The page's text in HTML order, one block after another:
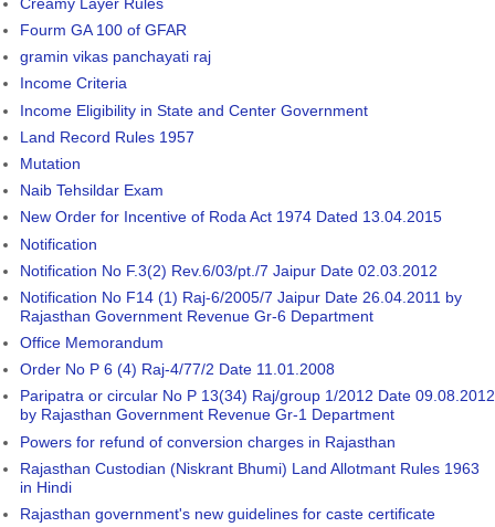
Fourm GA 100 of GFAR
gramin vikas panchayati raj
Income Criteria
Income Eligibility in State and Center Government
Land Record Rules 1957
Mutation
Naib Tehsildar Exam
New Order for Incentive of Roda Act 1974 Dated 13.04.2015
Notification
Notification No F.3(2) Rev.6/03/pt./7 Jaipur Date 02.03.2012
Notification No F14 (1) Raj-6/2005/7 Jaipur Date 26.04.2011 by
Rajasthan Government Revenue Gr-6 Department
Office Memorandum
Order No P 6 (4) Raj-4/77/2 Date 11.01.2008
Paripatra or circular No P 13(34) Raj/group 1/2012 Date 09.08.2012
by Rajasthan Government Revenue Gr-1 Department
Powers for refund of conversion charges in Rajasthan
Rajasthan Custodian (Niskrant Bhumi) Land Allotmant Rules 1963
in Hindi
Rajasthan government's new guidelines for caste certificate